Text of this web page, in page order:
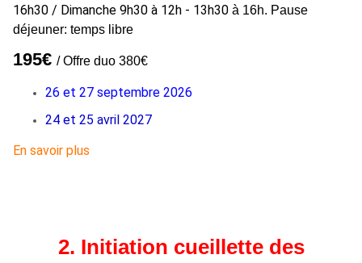
16h30 / Dimanche 9h30 à 12h - 13h30 à 16h. Pause
déjeuner: temps libre
195€ / Offre duo 380€
26 et 27 septembre 2026
24 et 25 avril 2027
En savoir plus
2. Initiation cueillette des